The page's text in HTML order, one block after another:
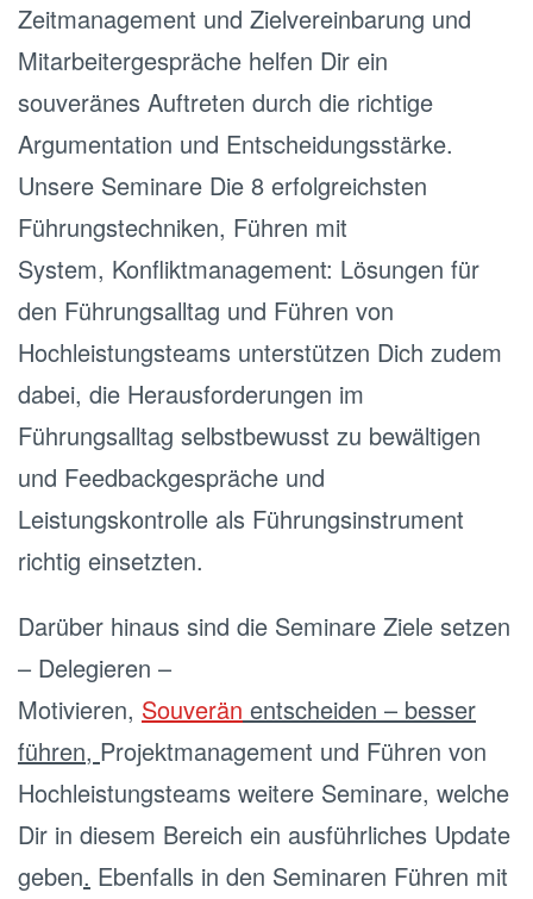
Zeitmanagement und Zielvereinbarung und
Mitarbeitergespräche helfen Dir ein
souveränes Auftreten durch die richtige
Argumentation und Entscheidungsstärke.
Unsere Seminare Die 8 erfolgreichsten
Führungstechniken, Führen mit
System, Konfliktmanagement: Lösungen für
den Führungsalltag und Führen von
Hochleistungsteams unterstützen Dich zudem
dabei, die Herausforderungen im
Führungsalltag selbstbewusst zu bewältigen
und Feedbackgespräche und
Leistungskontrolle als Führungsinstrument
richtig einsetzten.
Darüber hinaus sind die Seminare Ziele setzen
– Delegieren –
Motivieren, Souverän entscheiden – besser
führen, Projektmanagement und Führen von
Hochleistungsteams weitere Seminare, welche
Dir in diesem Bereich ein ausführliches Update
geben. Ebenfalls in den Seminaren Führen mit